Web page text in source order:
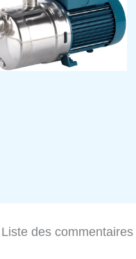
Liste des commentaires